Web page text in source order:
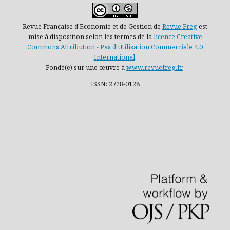
Revue Française d'Economie et de Gestion de Revue Fregest
mise à disposition selon les termes de lalicence Creative
Commons Attribution - Pas d’Utilisation Commerciale 4.0
International.
Fondé(e) sur une œuvre àwww.revuefreg.fr
ISSN: 2728-0128